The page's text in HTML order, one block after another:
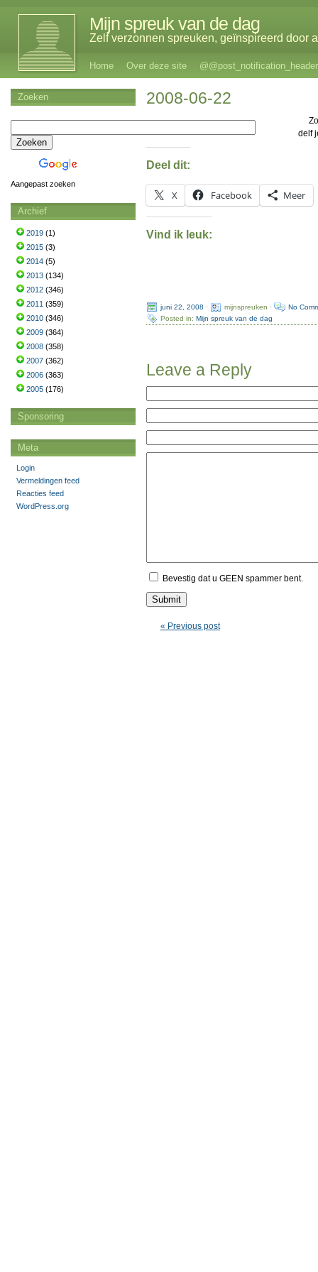
Mijn spreuk van de dag
Zelf verzonnen spreuken, geïnspireerd door
Home Over deze site @@post_notification_header
2008-06-22
delf
Deel dit:
X Facebook Meer
Vind ik leuk:
juni 22, 2008 · mijnspreuken ·
No
Posted in: Mijn spreuk van de dag
Leave a Reply
Bevestig dat u GEEN spammer bent.
« Previous post
Zoeken
Aangepast zoeken
Archief
2019 (1)
2015 (3)
2014 (5)
2013 (134)
2012 (346)
2011 (359)
2010 (346)
2009 (364)
2008 (358)
2007 (362)
2006 (363)
2005 (176)
Sponsoring
Meta
Login
Vermeldingen feed
Reacties feed
WordPress.org